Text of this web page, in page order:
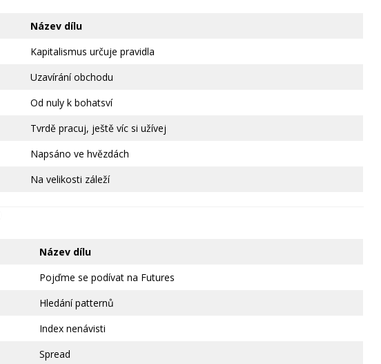
Název dílu
Kapitalismus určuje pravidla
Uzavírání obchodu
Od nuly k bohatsví
Tvrdě pracuj, ještě víc si užívej
Napsáno ve hvězdách
Na velikosti záleží
Název dílu
Pojďme se podívat na Futures
Hledání patternů
Index nenávisti
Spread